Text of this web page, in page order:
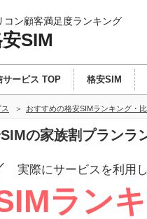
コン顧客満足度ランキング
SIM
サービス TOP 格安SIM
おすすめの格安SIMランキング・
SIMの家族割プランラ
実際にサービスを利用
ラン